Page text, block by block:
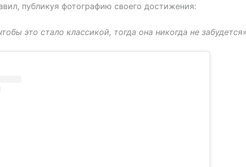
публикуя фотографию своего достижения:
это стало классикой, тогда она никогда не